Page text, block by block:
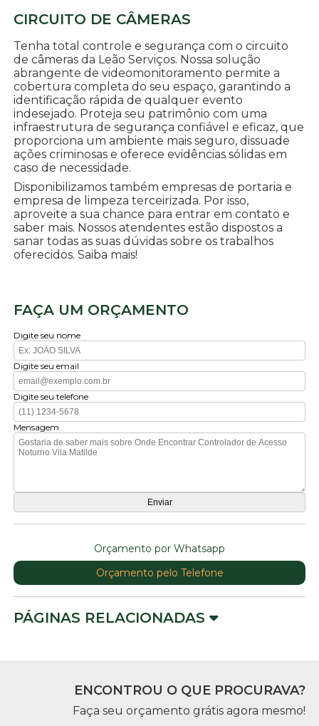
CIRCUITO DE CÂMERAS
Tenha total controle e segurança com o circuito
de câmeras da Leão Serviços. Nossa solução
abrangente de videomonitoramento permite a
cobertura completa do seu espaço, garantindo a
identificação rápida de qualquer evento
indesejado. Proteja seu patrimônio com uma
infraestrutura de segurança confiável e eficaz, que
proporciona um ambiente mais seguro, dissuade
ações criminosas e oferece evidências sólidas em
caso de necessidade.
Disponibilizamos também empresas de portaria e
empresa de limpeza terceirizada. Por isso,
aproveite a sua chance para entrar em contato e
saber mais. Nossos atendentes estão dispostos a
sanar todas as suas dúvidas sobre os trabalhos
oferecidos. Saiba mais!
FAÇA UM ORÇAMENTO
Digite seu nome
Digite seu email
Digite seu telefone
Mensagem
Orçamento por Whatsapp
Orçamento pelo Telefone
PÁGINAS RELACIONADAS
ENCONTROU O QUE PROCURAVA?
Faça seu orçamento grátis agora mesmo!